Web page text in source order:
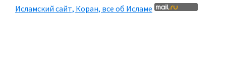
Исламский сайт, Коран, все об Исламе